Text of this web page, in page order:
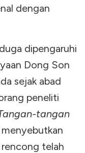
dengan
dipengaruhi
Dong Son
sejak abad
peneliti
tangan
menyebutkan
telah